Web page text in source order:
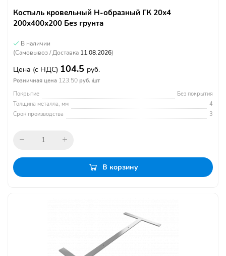
Костыль кровельный Н-образный ГК 20х4
200х400х200 Без грунта
В наличии
(Самовывоз / Доставка 11.08.2026)
Цена (с НДС) 104.5 руб.
Розничная цена 123.50 руб. /шт
Покрытие
Без покрытия
Толщина металла, мм
4
Срок производства
3
В корзину